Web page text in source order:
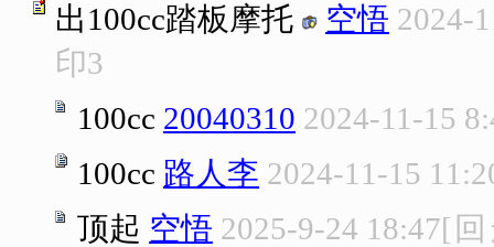
出100cc踏板摩托 空悟 2024-
印3
100cc 20040310 2024-11-15
100cc 路人李 2024-11-15
顶起 空悟 2025-9-24 18:47[ 回